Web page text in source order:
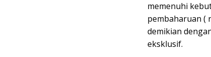
memenuhi
pembaharuan (
demikian
eksklusif.